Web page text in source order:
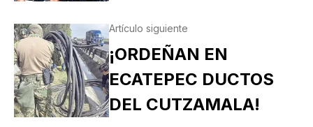
Artículo siguiente
¡ORDEÑAN EN
ECATEPEC DUCTOS
DEL CUTZAMALA!